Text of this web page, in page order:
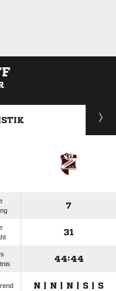
7
31
44:44
N | N | N | S | S